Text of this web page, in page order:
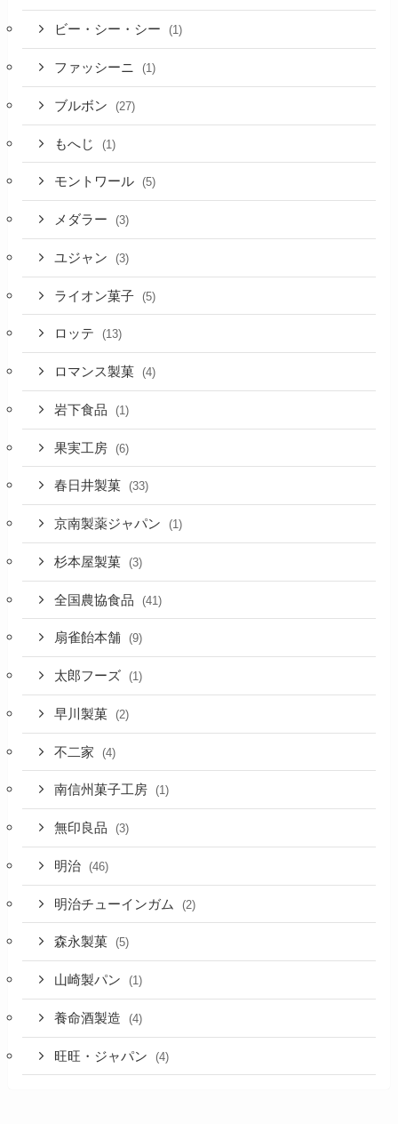
ビー・シー・シー (1)
ファッシーニ (1)
ブルボン (27)
もへじ (1)
モントワール (5)
メダラー (3)
ユジャン (3)
ライオン菓子 (5)
ロッテ (13)
ロマンス製菓 (4)
岩下食品 (1)
果実工房 (6)
春日井製菓 (33)
京南製薬ジャパン (1)
杉本屋製菓 (3)
全国農協食品 (41)
扇雀飴本舗 (9)
太郎フーズ (1)
早川製菓 (2)
不二家 (4)
南信州菓子工房 (1)
無印良品 (3)
明治 (46)
明治チューインガム (2)
森永製菓 (5)
山崎製パン (1)
養命酒製造 (4)
旺旺・ジャパン (4)